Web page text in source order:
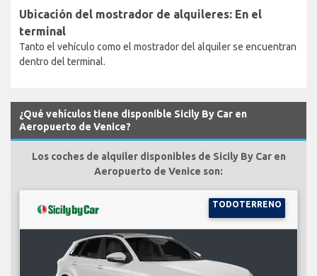
Ubicación del mostrador de alquileres: En el
terminal
Tanto el vehículo como el mostrador del alquiler se encuentran
dentro del terminal.
¿Qué vehículos tiene disponible Sicily By Car en
Aeropuerto de Venice?
Los coches de alquiler disponibles de Sicily By Car en
Aeropuerto de Venice son:
TODOTERRENO